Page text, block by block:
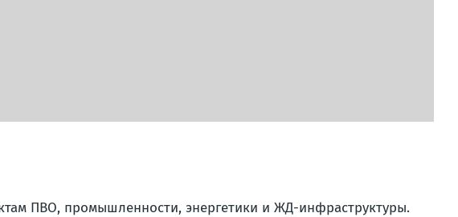
ПВО, промышленности, энергетики и ЖД-инфраструктуры.